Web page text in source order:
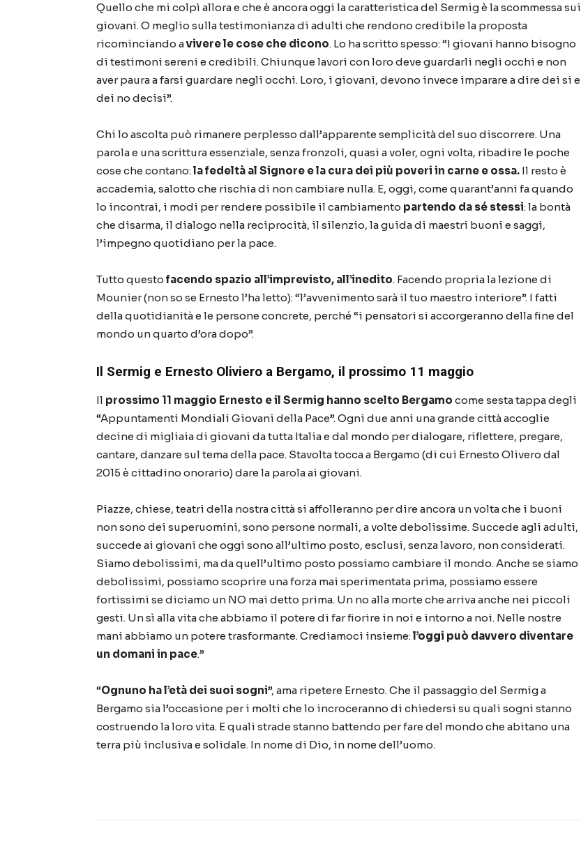
Quello che mi colpì allora e che è ancora oggi la caratteristica del Sermig è la scommessa sui
giovani. O meglio sulla testimonianza di adulti che rendono credibile la proposta
ricominciando avivere le cose che dicono. Lo ha scritto spesso: “I giovani hanno bisogno
di testimoni sereni e credibili. Chiunque lavori con loro deve guardarli negli occhi e non
aver paura a farsi guardare negli occhi. Loro, i giovani, devono invece imparare a dire dei si e
dei no decisi”.
Chi lo ascolta può rimanere perplesso dall’apparente semplicità del suo discorrere. Una
parola e una scrittura essenziale, senza fronzoli, quasi a voler, ogni volta, ribadire le poche
cose che contano:la fedeltà al Signore e la cura dei più poveri in carne e ossa. Il resto è
accademia, salotto che rischia di non cambiare nulla. E, oggi, come quarant’anni fa quando
lo incontrai, i modi per rendere possibile il cambiamento partendo da sé stessi: la bontà
che disarma, il dialogo nella reciprocità, il silenzio, la guida di maestri buoni e saggi,
l’impegno quotidiano per la pace.
Tutto questo facendo spazio all’imprevisto, all’inedito. Facendo propria la lezione di
Mounier (non so se Ernesto l’ha letto): “l’avvenimento sarà il tuo maestro interiore”. I fatti
della quotidianità e le persone concrete, perché “i pensatori si accorgeranno della fine del
mondo un quarto d’ora dopo”.
Il Sermig e Ernesto Oliviero a Bergamo, il prossimo 11 maggio
Il prossimo 11 maggio Ernesto e il Sermig hanno scelto Bergamo come sesta tappa degli
“Appuntamenti Mondiali Giovani della Pace”. Ogni due anni una grande città accoglie
decine di migliaia di giovani da tutta Italia e dal mondo per dialogare, riflettere, pregare,
cantare, danzare sul tema della pace. Stavolta tocca a Bergamo (di cui Ernesto Olivero dal
2015 è cittadino onorario) dare la parola ai giovani.
Piazze, chiese, teatri della nostra città si affolleranno per dire ancora un volta che i buoni
non sono dei superuomini, sono persone normali, a volte debolissime. Succede agli adulti,
succede ai giovani che oggi sono all’ultimo posto, esclusi, senza lavoro, non considerati.
Siamo debolissimi, ma da quell’ultimo posto possiamo cambiare il mondo. Anche se siamo
debolissimi, possiamo scoprire una forza mai sperimentata prima, possiamo essere
fortissimi se diciamo un NO mai detto prima. Un no alla morte che arriva anche nei piccoli
gesti. Un sì alla vita che abbiamo il potere di far fiorire in noi e intorno a noi. Nelle nostre
mani abbiamo un potere trasformante. Crediamoci insieme:l’oggi può davvero diventare
un domani in pace.”
“Ognuno ha l’età dei suoi sogni”, ama ripetere Ernesto. Che il passaggio del Sermig a
Bergamo sia l’occasione per i molti che lo incroceranno di chiedersi su quali sogni stanno
costruendo la loro vita. E quali strade stanno battendo per fare del mondo che abitano una
terra più inclusiva e solidale. In nome di Dio, in nome dell’uomo.